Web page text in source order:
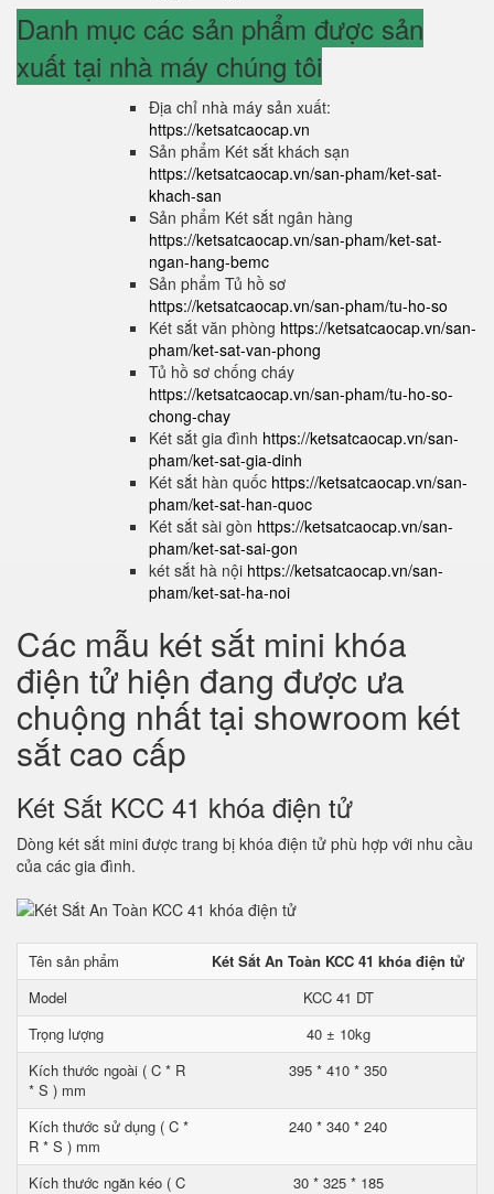
Danh mục các sản phẩm được sản
xuất tại nhà máy chúng tôi
Địa chỉ nhà máy sản xuất:
https://ketsatcaocap.vn
Sản phẩm Két sắt khách sạn
https://ketsatcaocap.vn/san-pham/ket-sat-
khach-san
Sản phẩm Két sắt ngân hàng
https://ketsatcaocap.vn/san-pham/ket-sat-
ngan-hang-bemc
Sản phẩm Tủ hồ sơ
https://ketsatcaocap.vn/san-pham/tu-ho-so
Két sắt văn phòng https://ketsatcaocap.vn/san-
pham/ket-sat-van-phong
Tủ hồ sơ chống cháy
https://ketsatcaocap.vn/san-pham/tu-ho-so-
chong-chay
Két sắt gia đình https://ketsatcaocap.vn/san-
pham/ket-sat-gia-dinh
Két sắt hàn quốc https://ketsatcaocap.vn/san-
pham/ket-sat-han-quoc
Két sắt sài gòn https://ketsatcaocap.vn/san-
pham/ket-sat-sai-gon
két sắt hà nội https://ketsatcaocap.vn/san-
pham/ket-sat-ha-noi
Các mẫu két sắt mini khóa
điện tử hiện đang được ưa
chuộng nhất tại showroom két
sắt cao cấp
Két Sắt KCC 41 khóa điện tử
Dòng két sắt mini được trang bị khóa điện tử phù hợp với nhu cầu
của các gia đình.
Tên sản phẩm
Két Sắt An Toàn KCC 41 khóa điện tử
Model
KCC 41 DT
Trọng lượng
40 ± 10kg
Kích thước ngoài ( C * R
* S ) mm
395 * 410 * 350
Kích thước sử dụng ( C *
R * S ) mm
240 * 340 * 240
Kích thước ngăn kéo ( C
30 * 325 * 185